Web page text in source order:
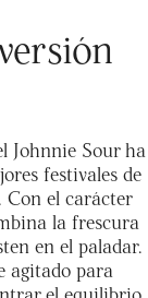
Johnnie Sour ha
festivales de
Con el carácter
la frescura
en el paladar.
agitado para
el equilibrio